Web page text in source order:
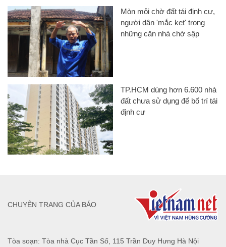
Mòn mỏi chờ đất tái định cư,
người dân 'mắc kẹt' trong
những căn nhà chờ sập
TP.HCM dùng hơn 6.600 nhà
đất chưa sử dụng để bố trí tái
định cư
Tòa soạn: Tòa nhà Cục Tần Số, 115 Trần Duy Hưng Hà Nội
CHUYÊN TRANG CỦA BÁO